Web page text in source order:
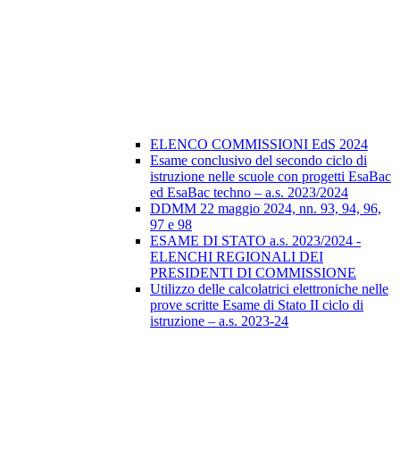
ELENCO COMMISSIONI EdS 2024
Esame conclusivo del secondo ciclo di
istruzione nelle scuole con progetti EsaBac
ed EsaBac techno – a.s. 2023/2024
DDMM 22 maggio 2024, nn. 93, 94, 96,
97 e 98
ESAME DI STATO a.s. 2023/2024 -
ELENCHI REGIONALI DEI
PRESIDENTI DI COMMISSIONE
Utilizzo delle calcolatrici elettroniche nelle
prove scritte Esame di Stato II ciclo di
istruzione – a.s. 2023-24